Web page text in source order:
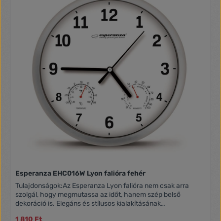
Esperanza EHC016W Lyon falióra fehér
Tulajdonságok:Az Esperanza Lyon falióra nem csak arra
szolgál, hogy megmutassa az időt, hanem szép belső
dekoráció is. Elegáns és stílusos kialakításának
1 810 Ft